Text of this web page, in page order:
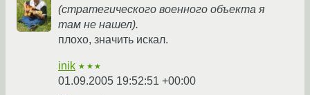
(стратегического военного объекта я
там не нашел).
плохо, значить искал.
inik ★★★
01.09.2005 19:52:51 +00:00